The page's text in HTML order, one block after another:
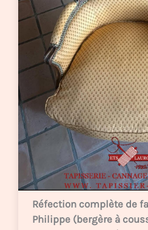
Réfection complète de
Philippe (bergère à